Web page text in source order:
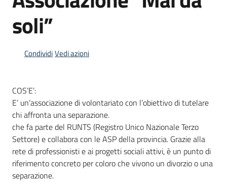
Centri
Informazioni
locali
soli”
CondividiVedi azioni
COS’E’:
E’ un’associazione di volontariato con l’obiettivo di tutelare
chi affronta una separazione.
che fa parte del RUNTS (Registro Unico Nazionale Terzo
Settore) e collabora con le ASP della provincia. Grazie alla
rete di professionisti e ai progetti sociali attivi, è un punto di
riferimento concreto per coloro che vivono un divorzio o una
separazione.